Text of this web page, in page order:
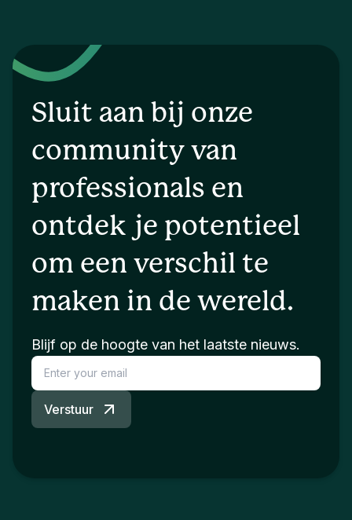
Sluit aan bij onze
community van
professionals en
ontdek je potentieel
om een verschil te
maken in de wereld.
Blijf op de hoogte van het laatste nieuws.
Verstuur